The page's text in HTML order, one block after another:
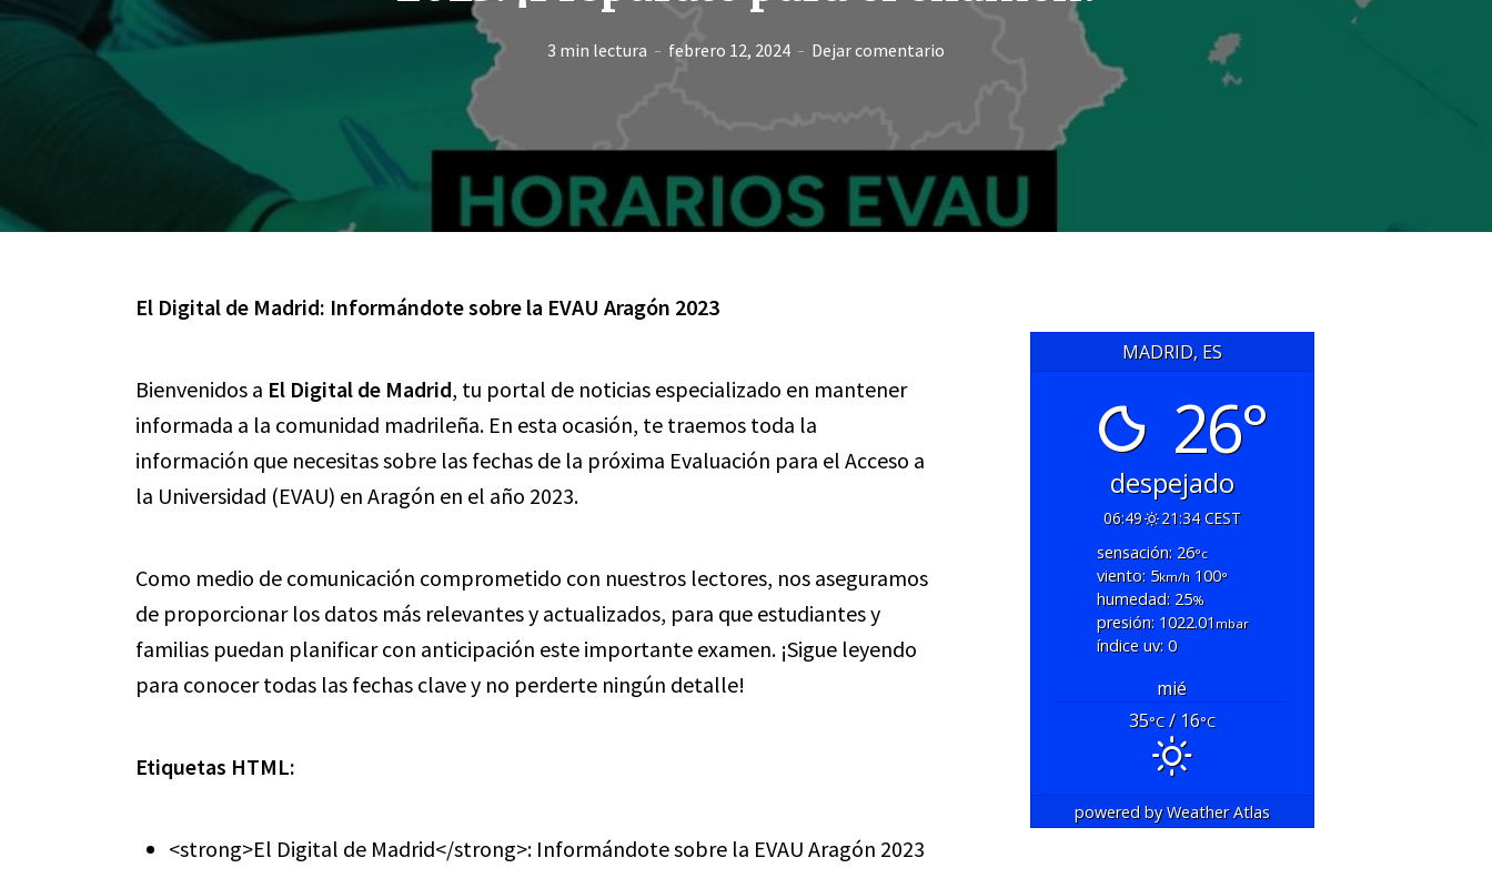
3 min lectura febrero 12, 2024 Dejar comentario
El Digital de Madrid: Informándote sobre la EVAU Aragón 2023
Bienvenidos a El Digital de Madrid, tu portal de noticias especializado en mantener
informada a la comunidad madrileña. En esta ocasión, te traemos toda la
información que necesitas sobre las fechas de la próxima Evaluación para el Acceso a
la Universidad (EVAU) en Aragón en el año 2023.
Como medio de comunicación comprometido con nuestros lectores, nos aseguramos
de proporcionar los datos más relevantes y actualizados, para que estudiantes y
familias puedan planificar con anticipación este importante examen. ¡Sigue leyendo
para conocer todas las fechas clave y no perderte ningún detalle!
Etiquetas HTML:
<strong>El Digital de Madrid</strong>: Informándote sobre la EVAU Aragón 2023
MADRID, ES
26°
despejado
06:49
21:34 CEST
sensación: 26°c
viento: 5km/h100°
humedad: 25%
presión: 1022.01 mbar
índice uv: 0
mié
35°C/ 16°C
powered byWeather Atlas